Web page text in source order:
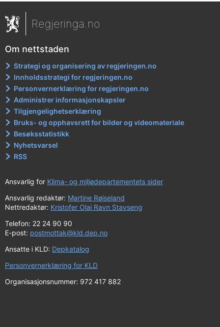
Regjeringa.no
Om nettstaden
Strategi og organisering av regjeringen.no
Innholdsstrategi for regjeringen.no
Personvernerklæring for regjeringen.no
Administrer informasjonskapsler
Tilgjengelighetserklæring
Bruks- og opphavsrett for bilder og videomateriale
Besøksstatistikk
Nyhetsvarsel
RSS
Ansvarlig for Klima- og miljødepartementets sider
Ansvarlig redaktør: Martine Røiseland
Nettredaktør: Kristofer Olai Ravn Stavseng
Telefon: 22 24 90 90
E-post: postmottak@kld.dep.no
Ansatte i KLD: Depkatalog
Personvernerklæring for KLD
Organisasjonsnummer: 972 417 882